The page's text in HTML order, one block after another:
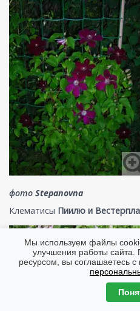
фото Stepanovna
Клематисы Пиилю и
Мы используем файлы
улучшения работы сайта.
ресурсом, вы соглашаетесь